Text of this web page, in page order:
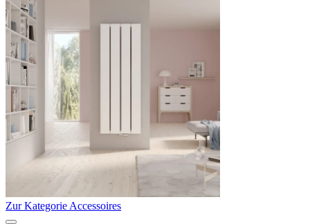
Zur Kategorie Accessoires